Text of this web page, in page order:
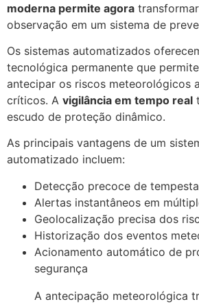
moderna permite agora
observação em um sistema de
Os sistemas automatizados
tecnológica permanente que
antecipar os riscos meteorológicos
críticos. A vigilância em tempo real
escudo de proteção dinâmico.
As principais vantagens de um
automatizado incluem:
Detecção precoce de
Alertas instantâneos em
Geolocalização precisa dos
Historização dos eventos
Acionamento automático de
segurança
A antecipação meteorológica